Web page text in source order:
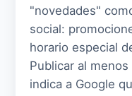
"novedades"
social:
horario especial
Publicar al
indica a Google